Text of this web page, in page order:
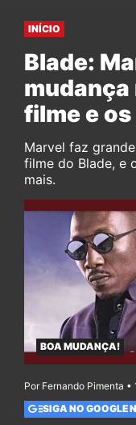
INÍCIO
Blade:
mudança
filme e
Marvel faz
filme do Blade, e
mais.
BOA MUDANÇA!
Por Fernando Pimenta
SIGA NO GOOGLE